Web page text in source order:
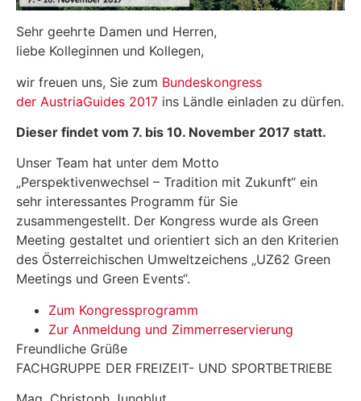
Sehr geehrte Damen und Herren,
liebe Kolleginnen und Kollegen,
wir freuen uns, Sie zum Bundeskongress
der AustriaGuides 2017 ins Ländle einladen zu dürfen.
Dieser findet vom 7. bis 10. November 2017 statt.
Unser Team hat unter dem Motto
„Perspektivenwechsel – Tradition mit Zukunft“ ein
sehr interessantes Programm für Sie
zusammengestellt. Der Kongress wurde als Green
Meeting gestaltet und orientiert sich an den Kriterien
des Österreichischen Umweltzeichens „UZ62 Green
Meetings und Green Events“.
Zum Kongressprogramm
Zur Anmeldung und Zimmerreservierung
Freundliche Grüße
FACHGRUPPE DER FREIZEIT- UND SPORTBETRIEBE